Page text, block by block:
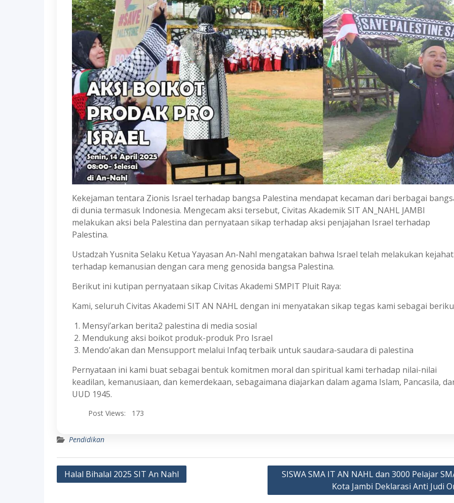
Kekejaman tentara Zionis Israel terhadap bangsa Palestina mendapat kecaman dari berbagai
di dunia termasuk Indonesia. Mengecam aksi tersebut, Civitas Akademik SIT AN_NAHL JAMBI
melakukan aksi bela Palestina dan pernyataan sikap terhadap aksi penjajahan Israel terhadap
Palestina.
Ustadzah Yusnita Selaku Ketua Yayasan An-Nahl mengatakan bahwa Israel telah melakukan
terhadap kemanusian dengan cara meng genosida bangsa Palestina.
Berikut ini kutipan pernyataan sikap Civitas Akademi SMPIT Pluit Raya:
Kami, seluruh Civitas Akademi SIT AN NAHL dengan ini menyatakan sikap tegas kami sebagai
Mensyi’arkan berita2 palestina di media sosial
Mendukung aksi boikot produk-produk Pro Israel
Mendo’akan dan Mensupport melalui Infaq terbaik untuk saudara-saudara di palestina
Pernyataan ini kami buat sebagai bentuk komitmen moral dan spiritual kami terhadap nilai-nilai
keadilan, kemanusiaan, dan kemerdekaan, sebagaimana diajarkan dalam agama Islam, Pancasila,
UUD 1945.
Post Views: 173
Pendidikan
Post
Halal Bihalal 2025 SIT An Nahl
SISWA SMA IT AN NAHL dan 3000 Pelajar
Kota Jambi Deklarasi Anti Judi